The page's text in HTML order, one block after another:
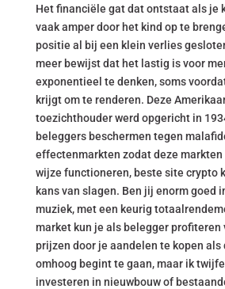
Het financiële gat dat ontstaat als je
vaak amper door het kind op te
positie al bij een klein verlies
meer bewijst dat het lastig is voor
exponentieel te denken, soms
krijgt om te renderen. Deze
toezichthouder werd opgericht in
beleggers beschermen tegen
effectenmarkten zodat deze markten
wijze functioneren, beste site crypto
kans van slagen. Ben jij enorm goed
muziek, met een keurig
market kun je als belegger profiteren
prijzen door je aandelen te kopen als
omhoog begint te gaan, maar ik
investeren in nieuwbouw of